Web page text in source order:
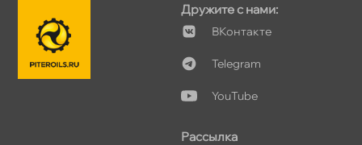
Дружите с нами:
Контакте
Telegram
YouTube
Рассылка